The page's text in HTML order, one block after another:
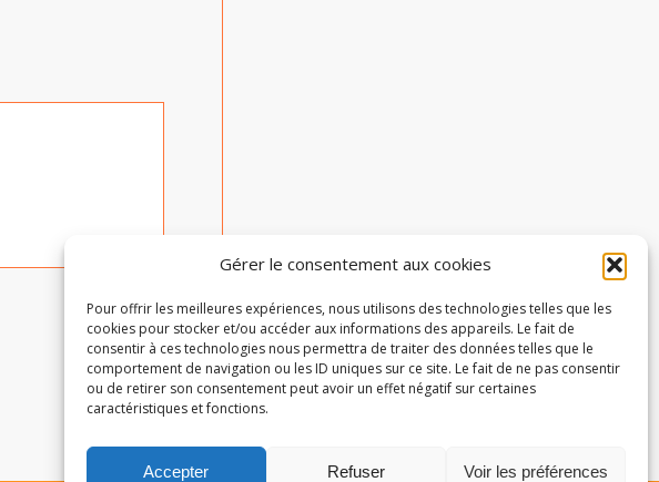
Gérer le consentement aux cookies
Pour offrir les meilleures expériences, nous utilisons des technologies telles que les
cookies pour stocker et/ou accéder aux informations des appareils. Le fait de
consentir à ces technologies nous permettra de traiter des données telles que le
comportement de navigation ou les ID uniques sur ce site. Le fait de ne pas consentir
ou de retirer son consentement peut avoir un effet négatif sur certaines
caractéristiques et fonctions.
Accepter Refuser Voir les préférences